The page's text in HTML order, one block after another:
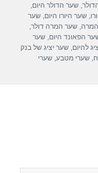
,שער הדולר היום,
,שער היורו היום,שער
,שער המרה דולר,
הפאונד היום,שער
להיום,שער יציג של בנק
,שערי מטבע,שערי